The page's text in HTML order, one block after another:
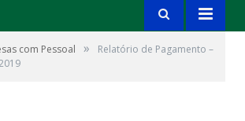
com Pessoal »
Relatório de Pagamento –